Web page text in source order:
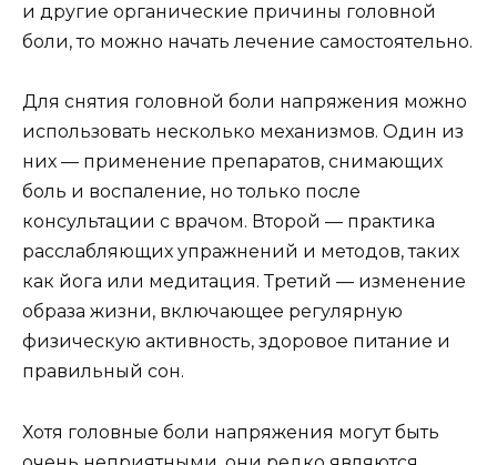
и другие органические причины головной
боли, то можно начать лечение самостоятельно.
Для снятия головной боли напряжения можно
использовать несколько механизмов. Один из
них — применение препаратов, снимающих
боль и воспаление, но только после
консультации с врачом. Второй — практика
расслабляющих упражнений и методов, таких
как йога или медитация. Третий — изменение
образа жизни, включающее регулярную
физическую активность, здоровое питание и
правильный сон.
Хотя головные боли напряжения могут быть